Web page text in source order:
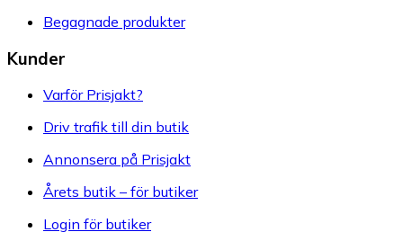
Begagnade produkter
Kunder
Varför Prisjakt?
Driv trafik till din butik
Annonsera på Prisjakt
Årets butik – för butiker
Login för butiker